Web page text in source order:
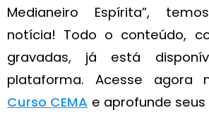
Medianeiro Espírita”,
notícia! Todo o conteúdo,
gravadas, já está
plataforma. Acesse agora
Curso CEMA e aprofunde